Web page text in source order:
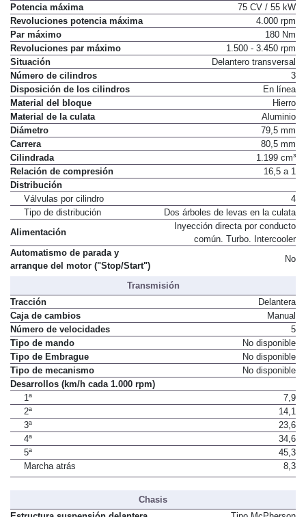
Potencia máxima
75 CV / 55 kW
Revoluciones potencia máxima
4.000 rpm
Par máximo
180 Nm
Revoluciones par máximo
1.500 - 3.450 rpm
Situación
Delantero transversal
Número de cilindros
3
Disposición de los cilindros
En línea
Material del bloque
Hierro
Material de la culata
Aluminio
Diámetro
79,5 mm
Carrera
80,5 mm
Cilindrada
1.199 cm³
Relación de compresión
16,5 a 1
Distribución
Válvulas por cilindro
4
Tipo de distribución
Dos árboles de levas en la culata
Alimentación
Inyección directa por conducto
común. Turbo. Intercooler
Automatismo de parada y
arranque del motor ("Stop/Start")
No
Transmisión
Tracción
Delantera
Caja de cambios
Manual
Número de velocidades
5
Tipo de mando
No disponible
Tipo de Embrague
No disponible
Tipo de mecanismo
No disponible
Desarrollos (km/h cada 1.000 rpm)
1ª
7,9
2ª
14,1
3ª
23,6
4ª
34,6
5ª
45,3
Marcha atrás
8,3
Chasis